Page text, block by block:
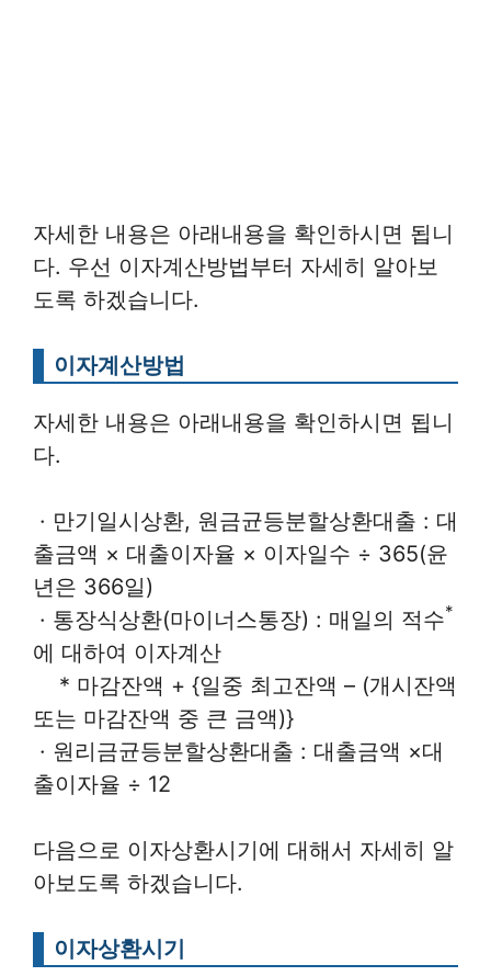
자세한 내용은 아래내용을 확인하시면 됩니
다. 우선 이자계산방법부터 자세히 알아보
도록 하겠습니다.
이자계산방법
자세한 내용은 아래내용을 확인하시면 됩니
다.
· 만기일시상환, 원금균등분할상환대출 : 대
출금액 × 대출이자율 × 이자일수 ÷ 365(윤
년은 366일)
· 통장식상환(마이너스통장) : 매일의 적수*
에 대하여 이자계산
* 마감잔액 + {일중 최고잔액 – (개시잔액
또는 마감잔액 중 큰 금액)}
· 원리금균등분할상환대출 : 대출금액 ×대
출이자율 ÷ 12
다음으로 이자상환시기에 대해서 자세히 알
아보도록 하겠습니다.
이자상환시기